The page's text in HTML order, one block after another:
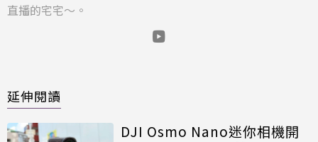
直播的宅宅～。
延伸閱讀
DJI Osmo Nano迷你相機開